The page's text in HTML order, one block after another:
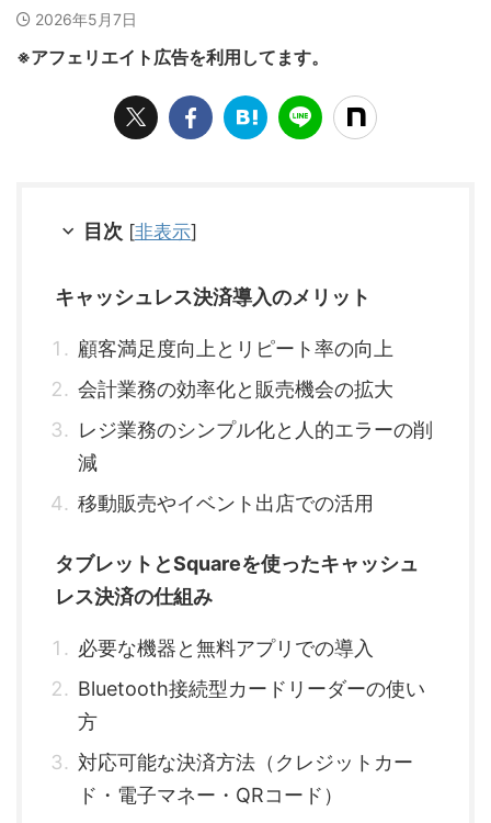
2026年5月7日
※アフェリエイト広告を利用してます。
目次 [非表示]
キャッシュレス決済導入のメリット
顧客満足度向上とリピート率の向上
会計業務の効率化と販売機会の拡大
レジ業務のシンプル化と人的エラーの削
減
移動販売やイベント出店での活用
タブレットとSquareを使ったキャッシュ
レス決済の仕組み
必要な機器と無料アプリでの導入
Bluetooth接続型カードリーダーの使い
方
対応可能な決済方法（クレジットカー
ド・電子マネー・QRコード）